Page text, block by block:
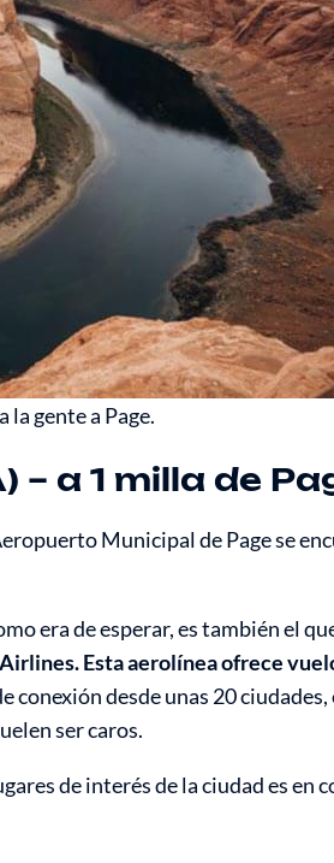
gente a Page.
a 1 milla de
Municipal de Page se
era de esperar, es también el
Esta aerolínea ofrece
conexión desde unas 20 ciudades,
ser caros.
de interés de la ciudad es en